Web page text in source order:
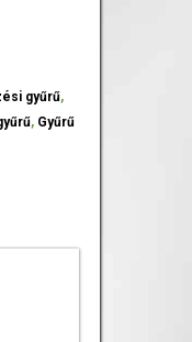
gyűrű,
, Gyűrű